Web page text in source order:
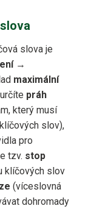
slova je
→
maximální
práh
který musí
slov),
pro
tzv. stop
klíčových slov
(víceslovná
dohromady